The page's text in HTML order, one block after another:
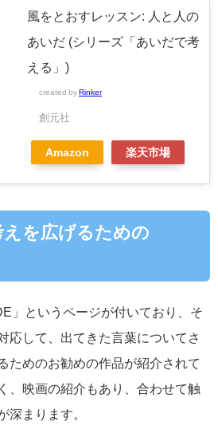
風をとおすレッスン: 人と人の
あいだ (シリーズ「あいだで考
える」)
created by Rinker
創元社
Amazon 楽天市場
を広げるための
」というページが付いており、そ
応して、出てきた言葉についてさ
ためのお勧めの作品が紹介されて
、映画の紹介もあり、合わせて触
深まります。